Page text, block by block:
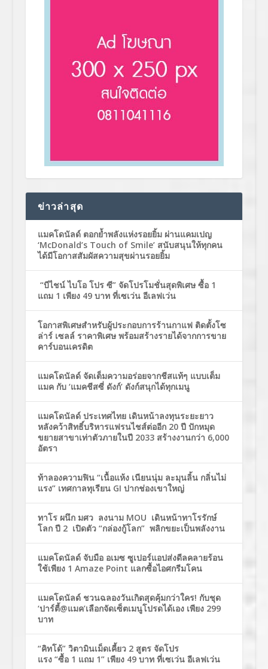
ข่าวล่าสุด
แมคโดนัลด์ ตอกย้ำพลังแห่งรอยยิ้ม ผ่านแคมเปญ
‘McDonald’s Touch of Smile’ สนับสนุนให้ทุกคน
ได้มีโอกาสสัมผัสความสุขผ่านรอยยิ้ม
“บีไชน์ ไบโอ โปร ซี” จัดโปรโมชั่นสุดพิเศษ ซื้อ 1
แถม 1 เพียง 49 บาท ที่เซเว่น อีเลฟเว่น
โอกาสพิเศษสำหรับผู้ประกอบการร้านกาแฟ ติดตั้งโซ
ล่าร์ เซลล์ ราคาพิเศษ พร้อมสร้างรายได้จากการขาย
คาร์บอนเครดิต
แมคโดนัลด์ จัดเต็มความอร่อยจากชีสแท้ๆ แบบเต็ม
แมค กับ ‘แมคชีสซี่ ดังก์’ ดังก์สนุกได้ทุกเมนู
แมคโดนัลด์ ประเทศไทย เดินหน้าลงทุนระยะยาว
หลังคว้าสิทธิ์บริหารแฟรนไชส์ต่ออีก 20 ปี ปักหมุด
ขยายสาขาเท่าตัวภายในปี 2033 สร้างงานกว่า 6,000
อัตรา
ท้าลองความฟิน “เนื้อแห้ง เนียนนุ่ม ละมุนลิ้น กลิ่นไม่
แรง” เทศกาลทุเรียน GI ปากช่องเขาใหญ่
ทาโร ผนึก มศว ลงนาม MOU เดินหน้าทาโรรักษ์
โลก ปี 2 เปิดตัว “กล่องกู้โลก” พลิกขยะเป็นพลังงาน
แมคโดนัลด์ จับมือ อเมซ ซูเปอร์แอปส่งดีลคลายร้อน
ใช้เพียง 1 Amaze Point แลกซื้อไอศกรีมโคน
แมคโดนัลด์ ชวนฉลองวันเกิดสุดคุ้มกว่าใคร! กับชุด
‘ปาร์ตี้@แมค’เลือกจัดเซ็ตเมนูโปรดได้เอง เพียง 299
บาท
“คิทโด้” วิตามินเม็ดเคี้ยว 2 สูตร จัดโปร
แรง “ซื้อ 1 แถม 1” เพียง 49 บาท ที่เซเว่น อีเลฟเว่น